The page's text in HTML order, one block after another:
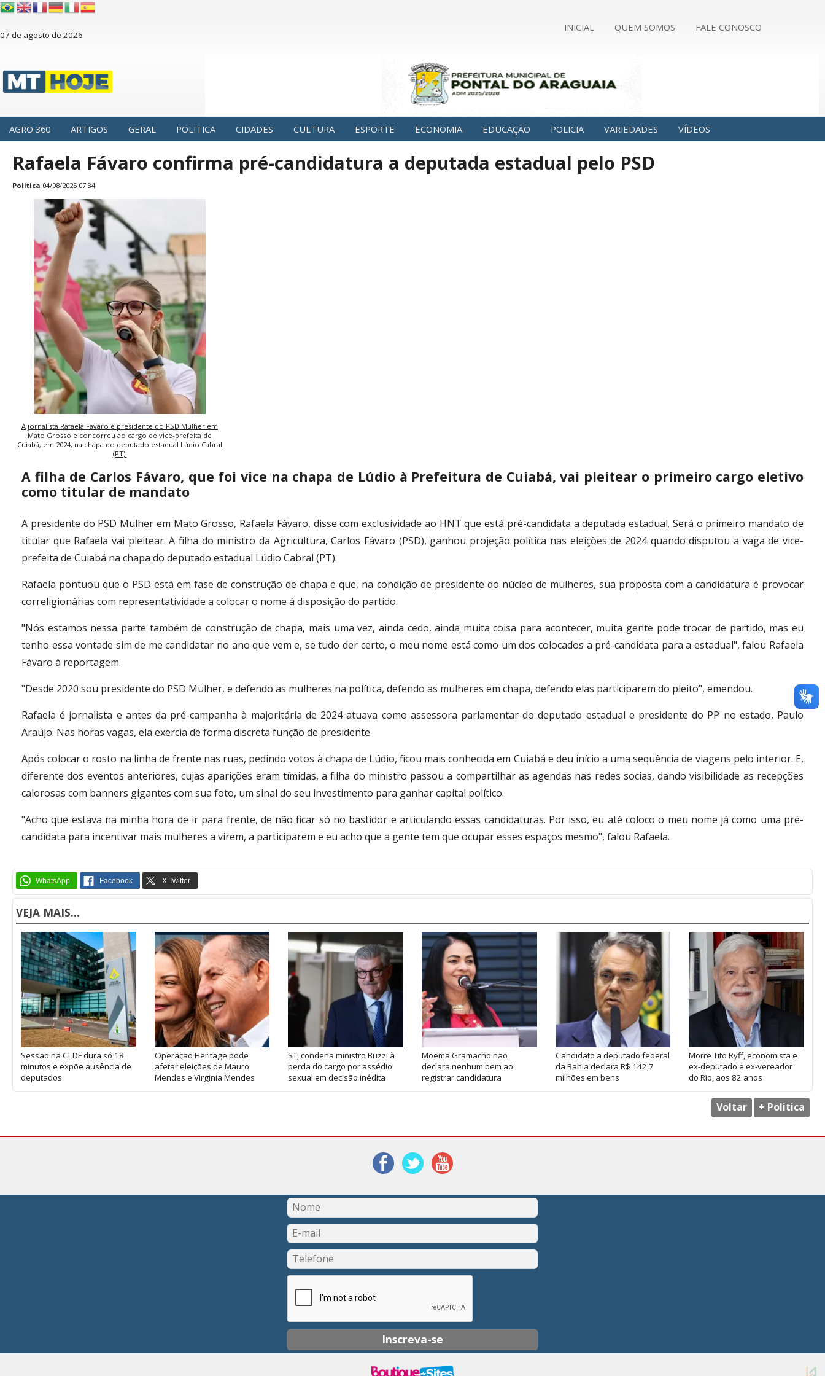
07 de agosto de 2026
INICIAL QUEM SOMOS FALE CONOSCO
AGRO 360 ARTIGOS GERAL POLITICA CIDADES CULTURA ESPORTE ECONOMIA EDUCAÇÃO POLICIA VARIEDADES VÍDEOS
Rafaela Fávaro confirma pré-candidatura a deputada estadual pelo PSD
Politica 04/08/2025 07:34
A jornalista Rafaela Fávaro é presidente do PSD Mulher em
Mato Grosso e concorreu ao cargo de vice-prefeita de
Cuiabá, em 2024, na chapa do deputado estadual Lúdio Cabral
(PT).
A filha de Carlos Fávaro, que foi vice na chapa de Lúdio à Prefeitura de Cuiabá, vai pleitear o primeiro cargo eletivo
como titular de mandato
A presidente do PSD Mulher em Mato Grosso, Rafaela Fávaro, disse com exclusividade ao HNT que está pré-candidata a deputada estadual. Será o primeiro mandato de
titular que Rafaela vai pleitear. A filha do ministro da Agricultura, Carlos Fávaro (PSD), ganhou projeção política nas eleições de 2024 quando disputou a vaga de vice-
prefeita de Cuiabá na chapa do deputado estadual Lúdio Cabral (PT).
Rafaela pontuou que o PSD está em fase de construção de chapa e que, na condição de presidente do núcleo de mulheres, sua proposta com a candidatura é provocar
correligionárias com representatividade a colocar o nome à disposição do partido.
"Nós estamos nessa parte também de construção de chapa, mais uma vez, ainda cedo, ainda muita coisa para acontecer, muita gente pode trocar de partido, mas eu
tenho essa vontade sim de me candidatar no ano que vem e, se tudo der certo, o meu nome está como um dos colocados a pré-candidata para a estadual", falou Rafaela
Fávaro à reportagem.
"Desde 2020 sou presidente do PSD Mulher, e defendo as mulheres na política, defendo as mulheres em chapa, defendo elas participarem do pleito", emendou.
Rafaela é jornalista e antes da pré-campanha à majoritária de 2024 atuava como assessora parlamentar do deputado estadual e presidente do PP no estado, Paulo
Araújo. Nas horas vagas, ela exercia de forma discreta função de presidente.
Após colocar o rosto na linha de frente nas ruas, pedindo votos à chapa de Lúdio, ficou mais conhecida em Cuiabá e deu início a uma sequência de viagens pelo interior. E,
diferente dos eventos anteriores, cujas aparições eram tímidas, a filha do ministro passou a compartilhar as agendas nas redes socias, dando visibilidade as recepções
calorosas com banners gigantes com sua foto, um sinal do seu investimento para ganhar capital político.
"Acho que estava na minha hora de ir para frente, de não ficar só no bastidor e articulando essas candidaturas. Por isso, eu até coloco o meu nome já como uma pré-
candidata para incentivar mais mulheres a virem, a participarem e eu acho que a gente tem que ocupar esses espaços mesmo", falou Rafaela.
VEJA MAIS...
Sessão na CLDF dura só 18
minutos e expõe ausência de
deputados
Operação Heritage pode
afetar eleições de Mauro
Mendes e Virginia Mendes
STJ condena ministro Buzzi à
perda do cargo por assédio
sexual em decisão inédita
Moema Gramacho não
declara nenhum bem ao
registrar candidatura
Candidato a deputado federal
da Bahia declara R$ 142,7
milhões em bens
Morre Tito Ryff, economista e
ex-deputado e ex-vereador
do Rio, aos 82 anos
Voltar + Politica
Inscreva-se